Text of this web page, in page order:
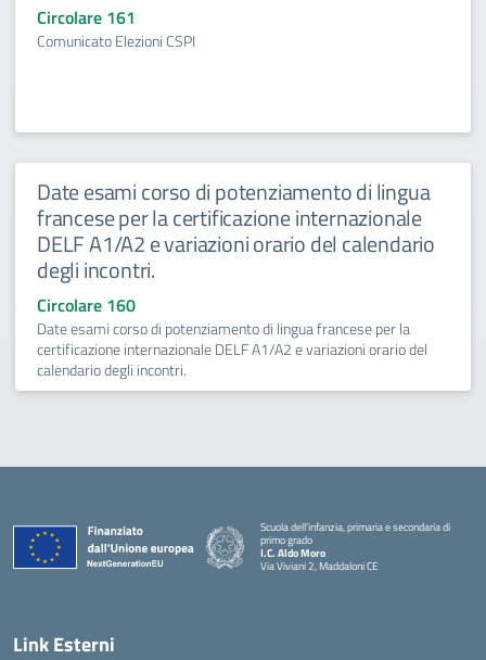
Circolare 161
Comunicato Elezioni CSPI
Date esami corso di potenziamento di lingua
francese per la certificazione internazionale
DELF A1/A2 e variazioni orario del calendario
degli incontri.
Circolare 160
Date esami corso di potenziamento di lingua francese per la
certificazione internazionale DELF A1/A2 e variazioni orario del
calendario degli incontri.
Scuola dell’infanzia, primaria e secondaria di
primo grado
I.C. Aldo Moro
Via Viviani 2, Maddaloni CE
Link Esterni